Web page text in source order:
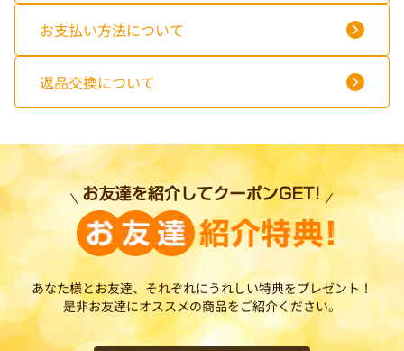
お支払い方法について
返品交換について
あなた様とお友達、それぞれにうれしい特典をプレゼント！
是非お友達にオススメの商品をご紹介ください。